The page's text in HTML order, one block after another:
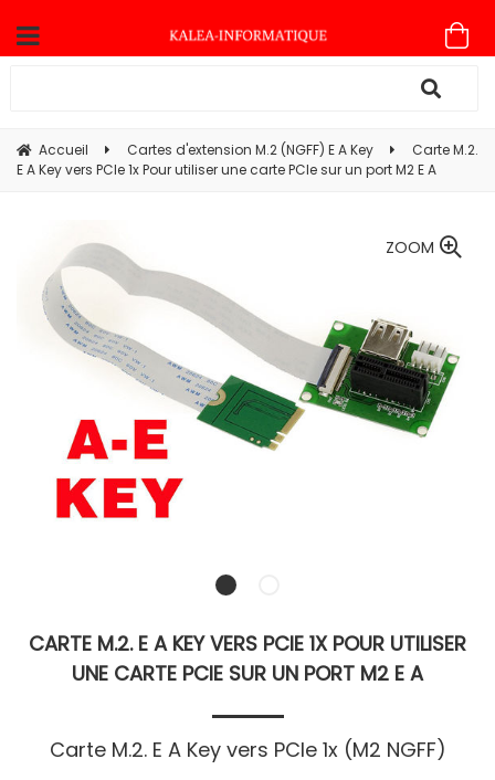
Accueil Cartes d'extension M.2 (NGFF) E A Key
Carte M.2.
E A Key vers PCIe 1x Pour utiliser une carte PCIe sur un port M2 E A
ZOOM
CARTE M.2. E A KEY VERS PCIE 1X POUR UTILISER
UNE CARTE PCIE SUR UN PORT M2 E A
Carte M.2. E A Key vers PCIe 1x (M2 NGFF)